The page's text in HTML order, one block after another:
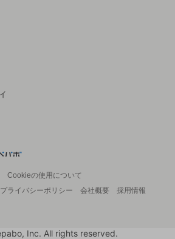
Cookieの使用について
プライバシーポリシー 会社概要
採用情報
Inc. All rights reserved.